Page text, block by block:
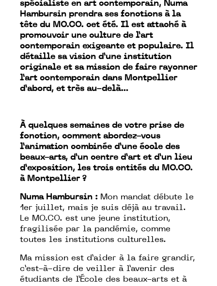
spécialiste en art contemporain, Numa
Hambursin prendra ses fonctions à la
tête du MO.CO. cet été. Il est attaché à
promouvoir une culture de l’art
contemporain exigeante et populaire. Il
détaille sa vision d’une institution
originale et sa mission de faire rayonner
l’art contemporain dans Montpellier
d’abord, et très au-delà…
À quelques semaines de votre prise de
fonction, comment abordez-vous
l’animation combinée d’une école des
beaux-arts, d’un centre d’art et d’un lieu
d’exposition, les trois entités du MO.CO.
à Montpellier ?
Numa Hambursin : Mon mandat débute le
1er juillet, mais je suis déjà au travail.
Le MO.CO. est une jeune institution,
fragilisée par la pandémie, comme
toutes les institutions culturelles.
Ma mission est d’aider à la faire grandir,
c’est-à-dire de veiller à l’avenir des
étudiants de l’École des beaux-arts et à